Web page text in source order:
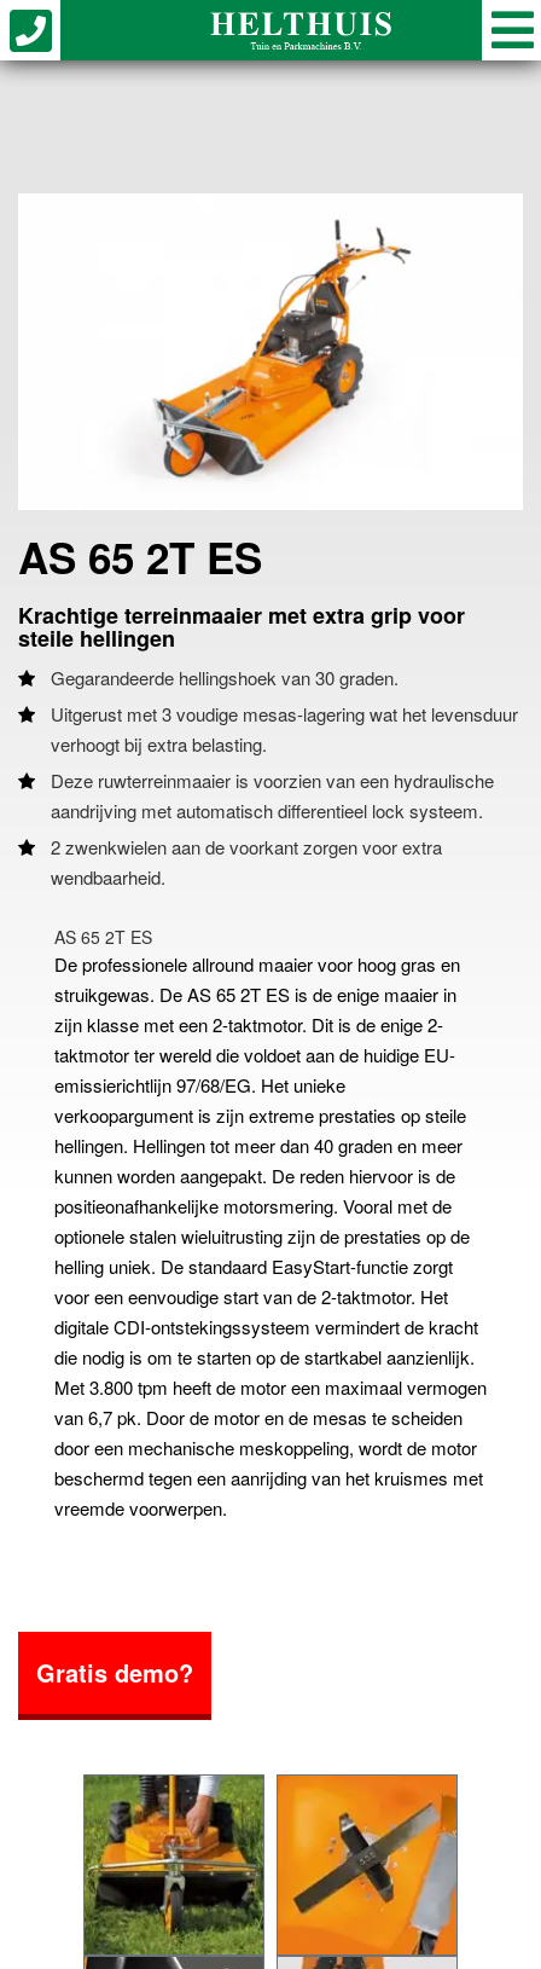
AS 65 2T ES
Krachtige terreinmaaier met extra grip voor
steile hellingen
Gegarandeerde hellingshoek van 30 graden.
Uitgerust met 3 voudige mesas-lagering wat het levensduur
verhoogt bij extra belasting.
Deze ruwterreinmaaier is voorzien van een hydraulische
aandrijving met automatisch differentieel lock systeem.
2 zwenkwielen aan de voorkant zorgen voor extra
wendbaarheid.
AS 65 2T ES
De professionele allround maaier voor hoog gras en
struikgewas. De AS 65 2T ES is de enige maaier in
zijn klasse met een 2-taktmotor. Dit is de enige 2-
taktmotor ter wereld die voldoet aan de huidige EU-
emissierichtlijn 97/68/EG. Het unieke
verkoopargument is zijn extreme prestaties op steile
hellingen. Hellingen tot meer dan 40 graden en meer
kunnen worden aangepakt. De reden hiervoor is de
positieonafhankelijke motorsmering. Vooral met de
optionele stalen wieluitrusting zijn de prestaties op de
helling uniek. De standaard EasyStart-functie zorgt
voor een eenvoudige start van de 2-taktmotor. Het
digitale CDI-ontstekingssysteem vermindert de kracht
die nodig is om te starten op de startkabel aanzienlijk.
Met 3.800 tpm heeft de motor een maximaal vermogen
van 6,7 pk. Door de motor en de mesas te scheiden
door een mechanische meskoppeling, wordt de motor
beschermd tegen een aanrijding van het kruismes met
vreemde voorwerpen.
Gratis demo?